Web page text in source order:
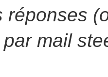
réponses
par mail